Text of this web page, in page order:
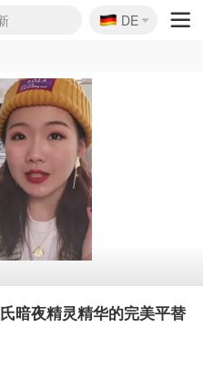
大促
效
叠85折
更新
叠9折
🇩🇪
DE
暗夜精灵精华的完美平替